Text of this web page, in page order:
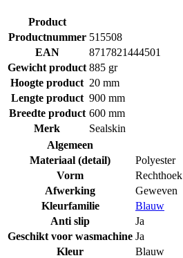
Product
Productnummer 515508
EAN
8717821444501
Gewicht product 885 gr
Hoogte product 20 mm
Lengte product 900 mm
Breedte product 600 mm
Merk
Sealskin
Algemeen
Materiaal (detail)
Polyester
Vorm
Rechthoek
Afwerking
Geweven
Kleurfamilie
Blauw
Anti slip
Ja
Geschikt voor wasmachine Ja
Kleur
Blauw